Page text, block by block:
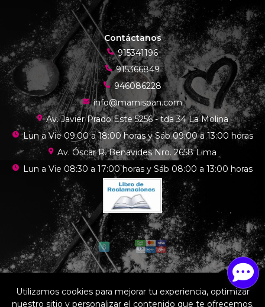
Contáctanos
915341196
915366849
946086228
info@mamispan.com
Av. Javier Prado Este 5256 - tda 34 La Molina
Lun a Vie 09:00 a 18:00 horas y Sáb 09:00 a 13:00 horas
Av. Óscar R. Benavides Nro. 2658 Lima
Lun a Vie 08:30 a 17:00 horas y Sáb 08:00 a 13:00 horas
Mamis chef © 2026
¿Te gusta mi tienda? Yo vendo conBsale
Utilizamos cookies para mejorar tu experiencia, optimizar
nuestro sitio y personalizar el contenido que te ofrecemos.